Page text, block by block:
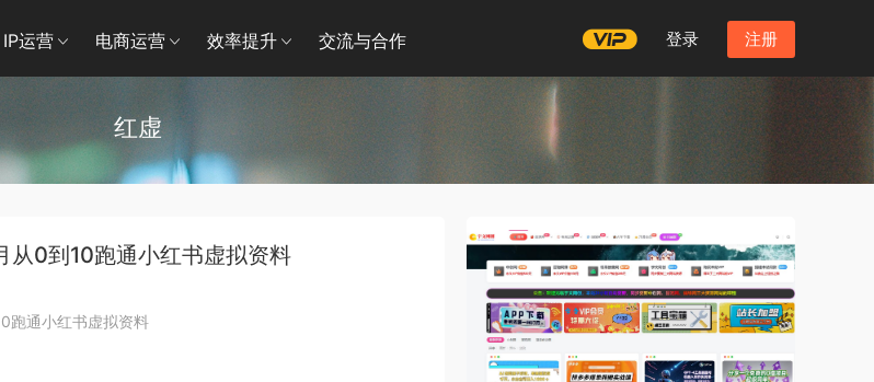
IP运营 电商运营 效率提升 交流与合作 登录 注册
红虚
从0到10跑通小红书虚拟资料
跑通小红书虚拟资料